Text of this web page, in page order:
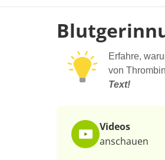
Erfahre,
von
Text!
Videos
anschauen